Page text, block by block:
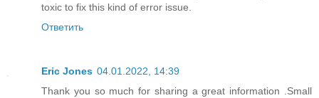
toxic to fix this kind of error issue.
Ответить
Eric Jones 04.01.2022, 14:39
Thank you so much for sharing a great information .Small